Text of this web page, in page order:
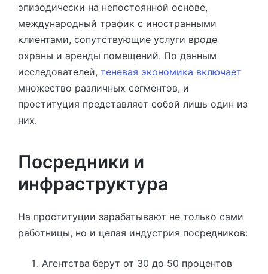
эпизодически на непостоянной основе,
международный трафик с иностранными
клиентами, сопутствующие услуги вроде
охраны и аренды помещений. По данным
исследователей, теневая экономика включает
множество различных сегментов, и
проституция представляет собой лишь один из
них.
Посредники и
инфраструктура
На проституции зарабатывают не только сами
работницы, но и целая индустрия посредников:
Агентства берут от 30 до 50 процентов